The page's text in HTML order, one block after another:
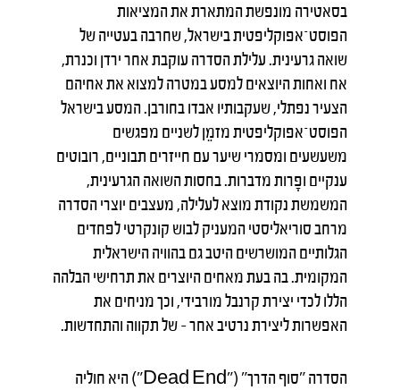
בסאטירה מונפשת המתארת את המציאות
הפוסט־אפוקליפטית בישראל, שחרבה בעטייה של
שואה גרעינית. עלילת הסדרה עוקבת אחר ירדן וכנרת,
אח ואחות היוצאים למסע במטרה למצוא את אחיהם
הצעיר נפתלי, שעקבותיו אבדו בחורבן. המסע בישראל
הפוסט־אפוקליפטית מזמֵן לשניים מפגשים
משעשעים ומסמרי שיער עם חייזרים תבוניים, רובוטים
ענקיים ופָרות מדברות. בחסות השואה הגרעינית,
המשמשת נקודת מוצא לעלילה, מעצבים יוצרי הסדרה
מרחב סוריאליסטי המעניק לבוש קונקרטי לפחדים
הגלותיים המושרשים היטב גם בהוויה הישראלית
המקומית. בה בעת מאחים היוצרים את תרחישי הבלהה
הללו לכדי יצירת קרנבל מורבידי, וכך מניחים את
האפשרות ליצירת נרטיב אחר – של תקווה והתחדשות.
הסדרה "סוף הדרך" ("Dead End") היא חוליה